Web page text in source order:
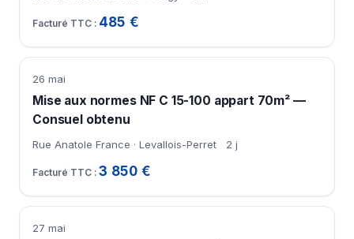
485 €
26 mai
Mise aux normes NF C 15-100 appart 70m² —
Consuel obtenu
Rue Anatole France · Levallois-Perret 2 j
3 850 €
27 mai